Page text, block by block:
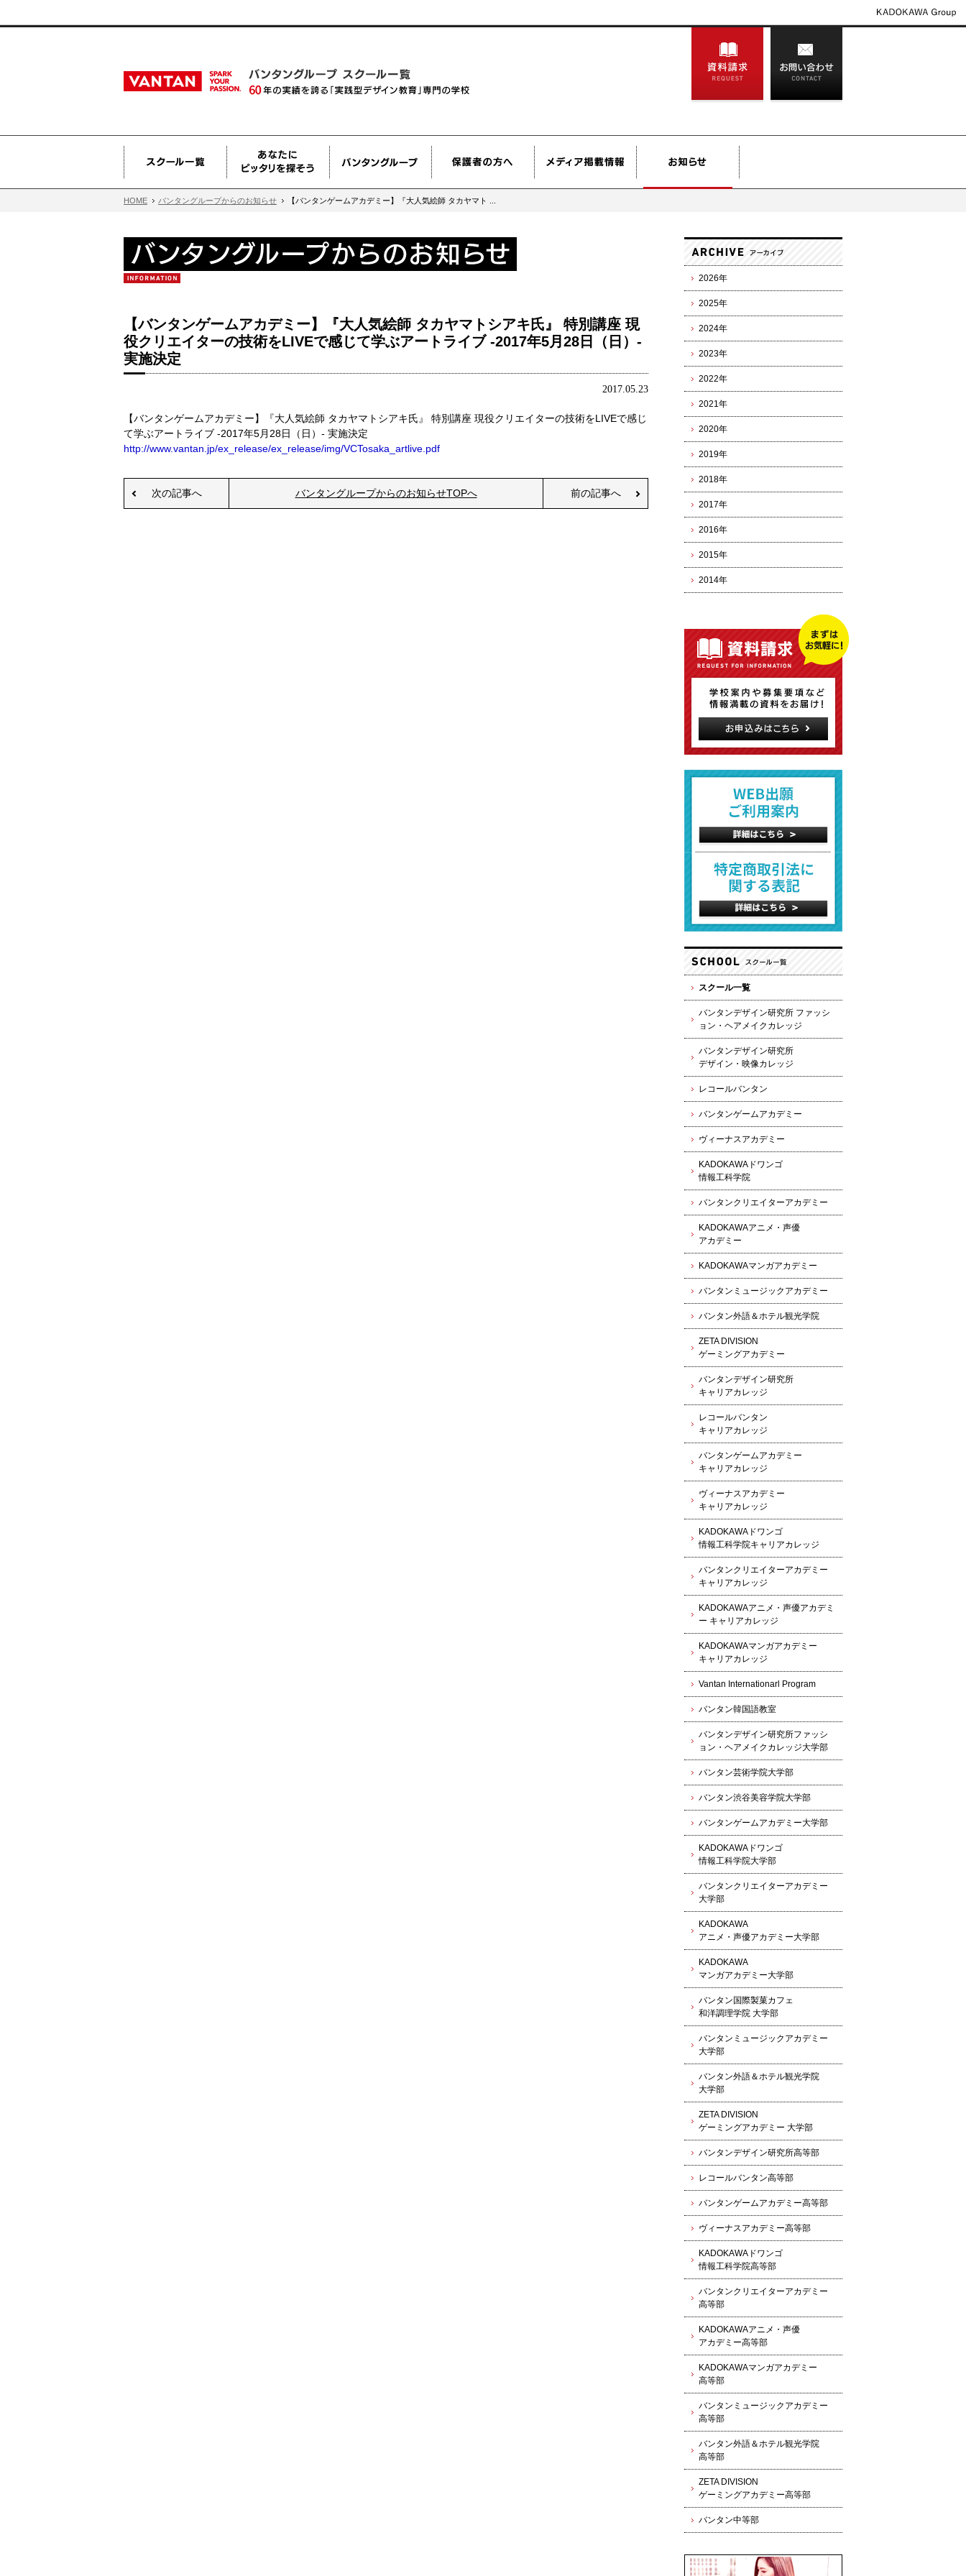
HOME バンタングループからのお知らせ 【バンタンゲームアカデミー】『大人気絵師 タカヤマト ...
【バンタンゲームアカデミー】『大人気絵師 タカヤマトシアキ氏』 特別講座 現
役クリエイターの技術をLIVEで感じて学ぶアートライブ -2017年5月28日（日）-
実施決定
2017.05.23
【バンタンゲームアカデミー】『大人気絵師 タカヤマトシアキ氏』 特別講座 現役クリエイターの技術をLIVEで感じ
て学ぶアートライブ -2017年5月28日（日）- 実施決定
http://www.vantan.jp/ex_release/ex_release/img/VCTosaka_artlive.pdf
次の記事へ バンタングループからのお知らせTOPへ 前の記事へ
2026年
2025年
2024年
2023年
2022年
2021年
2020年
2019年
2018年
2017年
2016年
2015年
2014年
スクール一覧
バンタンデザイン研究所 ファッシ
ョン・ヘアメイクカレッジ
バンタンデザイン研究所
デザイン・映像カレッジ
レコールバンタン
バンタンゲームアカデミー
ヴィーナスアカデミー
KADOKAWAドワンゴ
情報工科学院
バンタンクリエイターアカデミー
KADOKAWAアニメ・声優
アカデミー
KADOKAWAマンガアカデミー
バンタンミュージックアカデミー
バンタン外語＆ホテル観光学院
ZETA DIVISION
ゲーミングアカデミー
バンタンデザイン研究所
キャリアカレッジ
レコールバンタン
キャリアカレッジ
バンタンゲームアカデミー
キャリアカレッジ
ヴィーナスアカデミー
キャリアカレッジ
KADOKAWAドワンゴ
情報工科学院キャリアカレッジ
バンタンクリエイターアカデミー
キャリアカレッジ
KADOKAWAアニメ・声優アカデミ
ー キャリアカレッジ
KADOKAWAマンガアカデミー
キャリアカレッジ
Vantan Internationarl Program
バンタン韓国語教室
バンタンデザイン研究所ファッシ
ョン・ヘアメイクカレッジ大学部
バンタン芸術学院大学部
バンタン渋谷美容学院大学部
バンタンゲームアカデミー大学部
KADOKAWAドワンゴ
情報工科学院大学部
バンタンクリエイターアカデミー
大学部
KADOKAWA
アニメ・声優アカデミー大学部
KADOKAWA
マンガアカデミー大学部
バンタン国際製菓カフェ
和洋調理学院 大学部
バンタンミュージックアカデミー
大学部
バンタン外語＆ホテル観光学院
大学部
ZETA DIVISION
ゲーミングアカデミー 大学部
バンタンデザイン研究所高等部
レコールバンタン高等部
バンタンゲームアカデミー高等部
ヴィーナスアカデミー高等部
KADOKAWAドワンゴ
情報工科学院高等部
バンタンクリエイターアカデミー
高等部
KADOKAWAアニメ・声優
アカデミー高等部
KADOKAWAマンガアカデミー
高等部
バンタンミュージックアカデミー
高等部
バンタン外語＆ホテル観光学院
高等部
ZETA DIVISION
ゲーミングアカデミー高等部
バンタン中等部